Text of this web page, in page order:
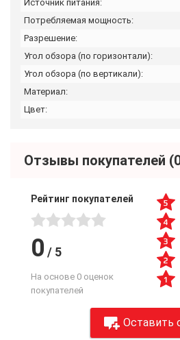
Источник питания:
Потребляемая мощность:
Разрешение:
Угол обзора (по горизонтали):
Угол обзора (по вертикали):
Материал:
Цвет:
Отзывы покупателей
Рейтинг покупателей
0 / 5
На основе 0 оценок
покупателей
Оставить